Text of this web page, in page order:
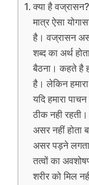
क्या है
मात्र ऐसा
है। वज्रासन
शब्द का अर्थ
बैठना। कहते है
है। लेकिन
यदि हमारा
ठीक नही
असर नहीं
असर पड़ने
तत्वों का
शरीर को मिल